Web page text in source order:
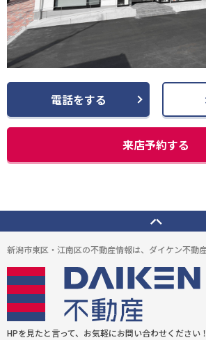
電話をする
来店予約する
新潟市東区・江南区の不動産情報は、ダイケン不動
HPを見たと言って、お気軽にお問い合わせください！